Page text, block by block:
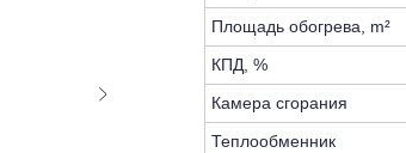
Площадь обогрева, m²
КПД, %
Камера сгорания
Теплообменник